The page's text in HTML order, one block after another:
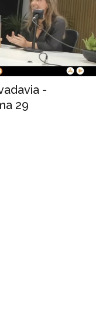
-
29